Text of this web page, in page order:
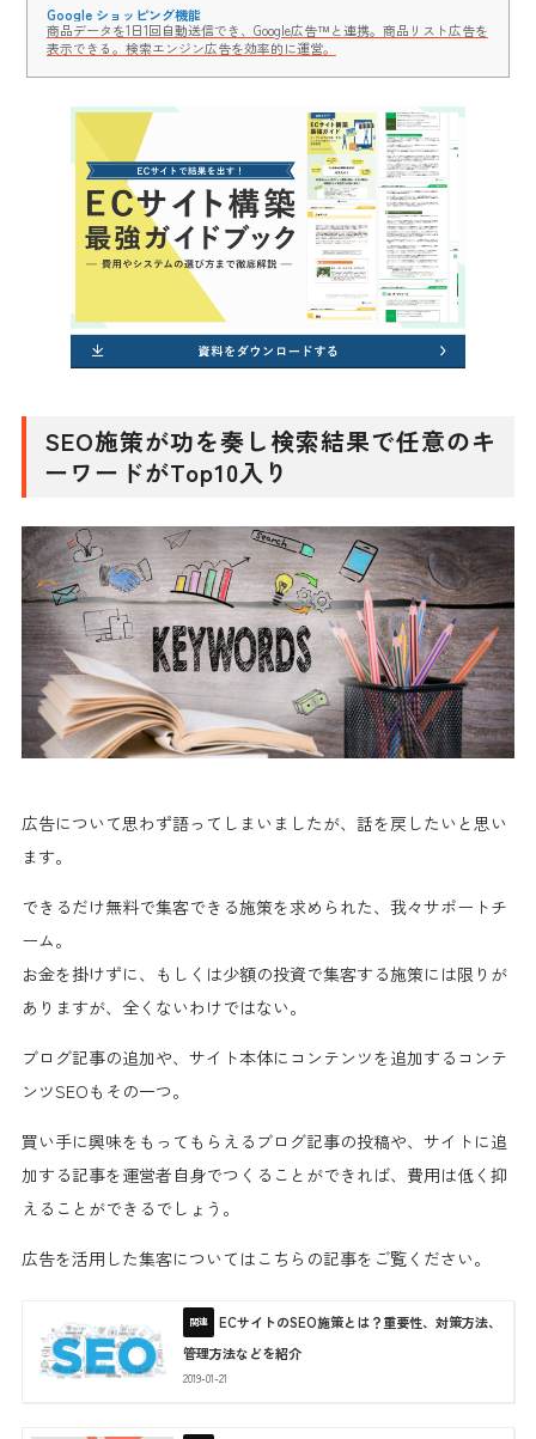
Google ショッピング機能
商品データを1日1回自動送信でき、Google広告™と連携。商品リスト広告を
表示できる。検索エンジン広告を効率的に運営。
SEO施策が功を奏し検索結果で任意のキ
ーワードがTop10入り
広告について思わず語ってしまいましたが、話を戻したいと思い
ます。
できるだけ無料で集客できる施策を求められた、我々サポートチ
ーム。
お金を掛けずに、もしくは少額の投資で集客する施策には限りが
ありますが、全くないわけではない。
ブログ記事の追加や、サイト本体にコンテンツを追加する コンテ
ンツSEOもその一つ。
買い手に興味をもってもらえるブログ記事の投稿や、サイトに追
加する記事を運営者自身でつくる ことができれば、 費用は低く抑
えることができる でしょう。
広告を活用した集客についてはこちらの記事をご覧ください。
ECサイトのSEO施策とは？重要性、対策方法、
管理方法などを紹介
2019-01-21